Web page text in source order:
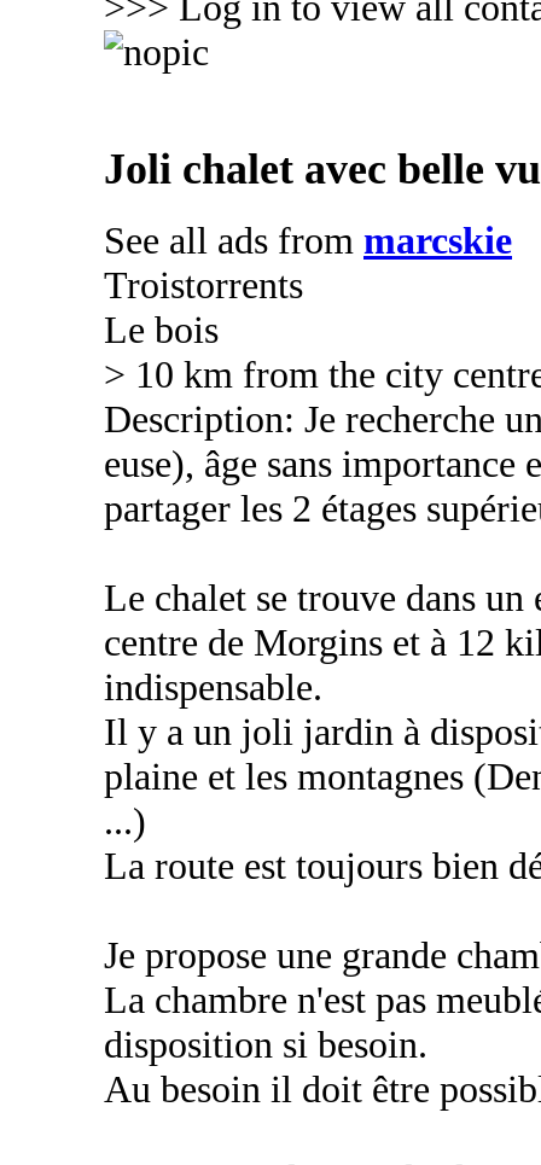
Joli chalet avec belle
See all ads from marcskie
Troistorrents
Le bois
> 10 km from the city
Description: Je recherche
euse), âge sans
partager les 2 étages
Le chalet se trouve dans
centre de Morgins et à 12
indispensable.
Il y a un joli jardin à
plaine et les montagnes
...)
La route est toujours bien
Je propose une grande
La chambre n'est pas
disposition si besoin.
Au besoin il doit être